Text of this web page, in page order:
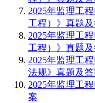
2025年监理工
工程）》真题
2025年监理工
工程）》真题及
2025年监理工
法规》真题及答
2025年监理工
案